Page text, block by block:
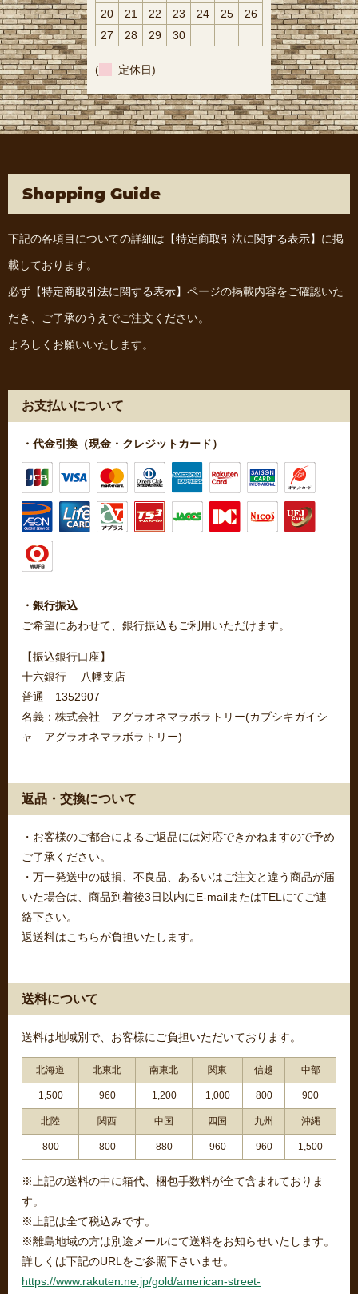
20 21 22 23 24 25
26
27
28 29 30
( 定休日)
Shopping Guide
下記の各項目についての詳細は 【特定商取引法に関する表示】 に掲
載しております。
必ず 【特定商取引法に関する表示】 ページの掲載内容をご確認いた
だき、ご了承のうえでご注文ください。
よろしくお願いいたします。
お支払いについて
・代金引換（現金・クレジットカード）
・銀行振込
ご希望にあわせて、銀行振込もご利用いただけます。
【振込銀行口座】
十六銀行 八幡支店
普通 1352907
名義：株式会社 アグラオネマラボラトリー(カブシキガイシ
ャ アグラオネマラボラトリー)
返品・交換について
・お客様のご都合によるご返品には対応できかねますので予め
ご了承ください。
・万一発送中の破損、不良品、あるいはご注文と違う商品が届
いた場合は、商品到着後3日以内にE-mailまたはTELにてご連
絡下さい。
返送料はこちらが負担いたします。
送料について
送料は地域別で、お客様にご負担いただいております。
北海道 北東北 南東北 関東 信越 中部
1,500 960 1,200 1,000 800 900
北陸 関西 中国 四国 九州 沖縄
800 800 880 960 960 1,500
※上記の送料の中に箱代、梱包手数料が全て含まれておりま
す。
※上記は全て税込みです。
※離島地域の方は別途メールにて送料をお知らせいたします。
詳しくは下記のURLをご参照下さいませ。
https://www.rakuten.ne.jp/gold/american-street-